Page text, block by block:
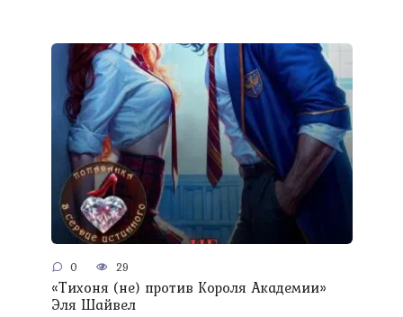
0 29
«Тихоня (не) против Короля Академии»
Эля Шайвел